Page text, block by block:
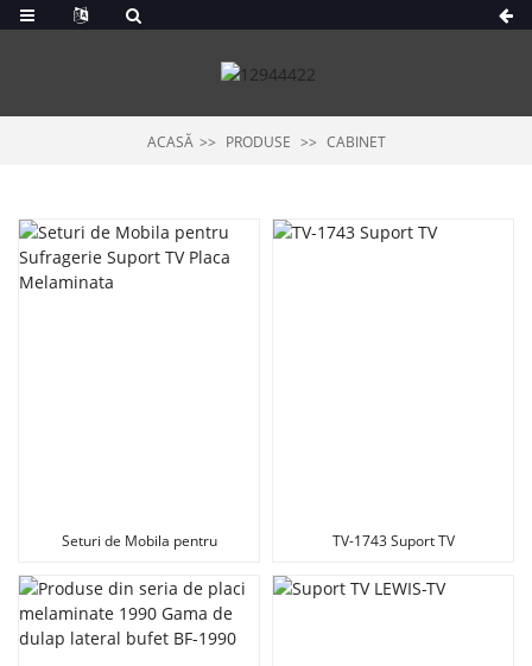
ACASĂ PRODUSE CABINET
Seturi de Mobila pentru
Melaminata
TV-1743 Suport TV